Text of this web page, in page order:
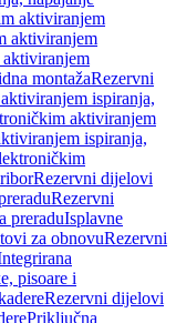
aktiviranjem
aktiviranjem
montažaRezervni
ispiranja,
aktiviranjem
ispiranja,
Rezervni dijelovi
Rezervni
preraduIsplavne
za obnovuRezervni
pisoare i
Rezervni dijelovi
Priključna